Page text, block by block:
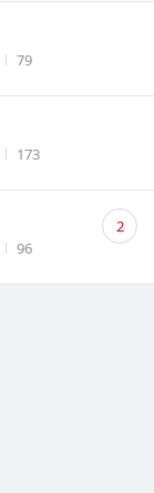
조회수
79
조회수
173
조회수
96
댓
글 2